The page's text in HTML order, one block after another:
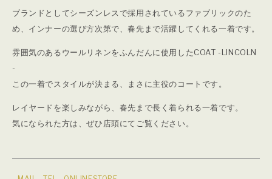
ブランドとしてシーズンレスで採用されているファブリックのた
め、インナーの選び方次第で、春先まで活躍してくれる一着です。
雰囲気のあるウールリネンをふんだんに使用したCOAT -LINCOLN
-
この一着でスタイルが決まる、まさに主役のコートです。
レイヤードを楽しみながら、春先まで長く着られる一着です。
気になられた方は、ぜひ店頭にてご覧ください。